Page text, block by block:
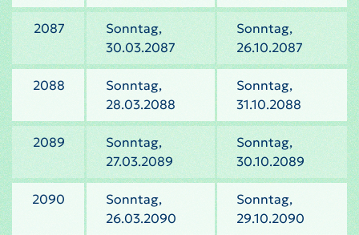
2087
Sonntag,
30.03.2087
Sonntag,
26.10.2087
2088
Sonntag,
28.03.2088
Sonntag,
31.10.2088
2089
Sonntag,
27.03.2089
Sonntag,
30.10.2089
2090
Sonntag,
26.03.2090
Sonntag,
29.10.2090